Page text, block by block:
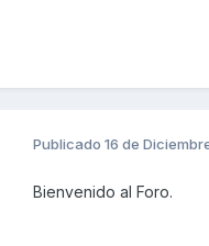
Publicado 16 de
Bienvenido al Foro.